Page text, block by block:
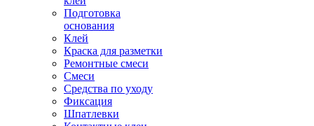
Подготовка
основания
Клей
Краска для разметки
Ремонтные смеси
Смеси
Средства по уходу
Фиксация
Шпатлевки